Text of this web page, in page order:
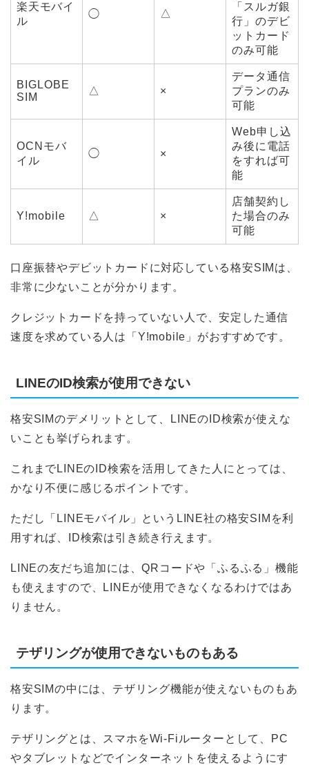
楽天モバイ
ル
◯ △
「スルガ銀
行」のデビ
ットカード
のみ可能
BIGLOBE
SIM
△ ×
データ通信
プランのみ
可能
OCNモバ
イル
◯ ×
Web申し込
み後に電話
をすれば可
能
Y!mobile △ ×
店舗契約し
た場合のみ
可能
口座振替やデビットカードに対応している格安SIMは、
非常に少ないことが分かります。
クレジットカードを持っていない人で、安定した通信
速度を求めている人は「Y!mobile」がおすすめです。
LINEのID検索が使用できない
格安SIMのデメリットとして、LINEのID検索が使えな
いことも挙げられます。
これまでLINEのID検索を活用してきた人にとっては、
かなり不便に感じるポイントです。
ただし「LINEモバイル」というLINE社の格安SIMを利
用すれば、ID検索は引き続き行えます。
LINEの友だち追加には、QRコードや「ふるふる」機能
も使えますので、LINEが使用できなくなるわけではあ
りません。
テザリングが使用できないものもある
格安SIMの中には、テザリング機能が使えないものもあ
ります。
テザリングとは、スマホをWi-Fiルーターとして、PC
やタブレットなどでインターネットを使えるようにす